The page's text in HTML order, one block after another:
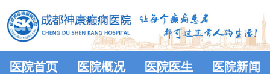
医院首页 医院概况 医院医生 医院新闻